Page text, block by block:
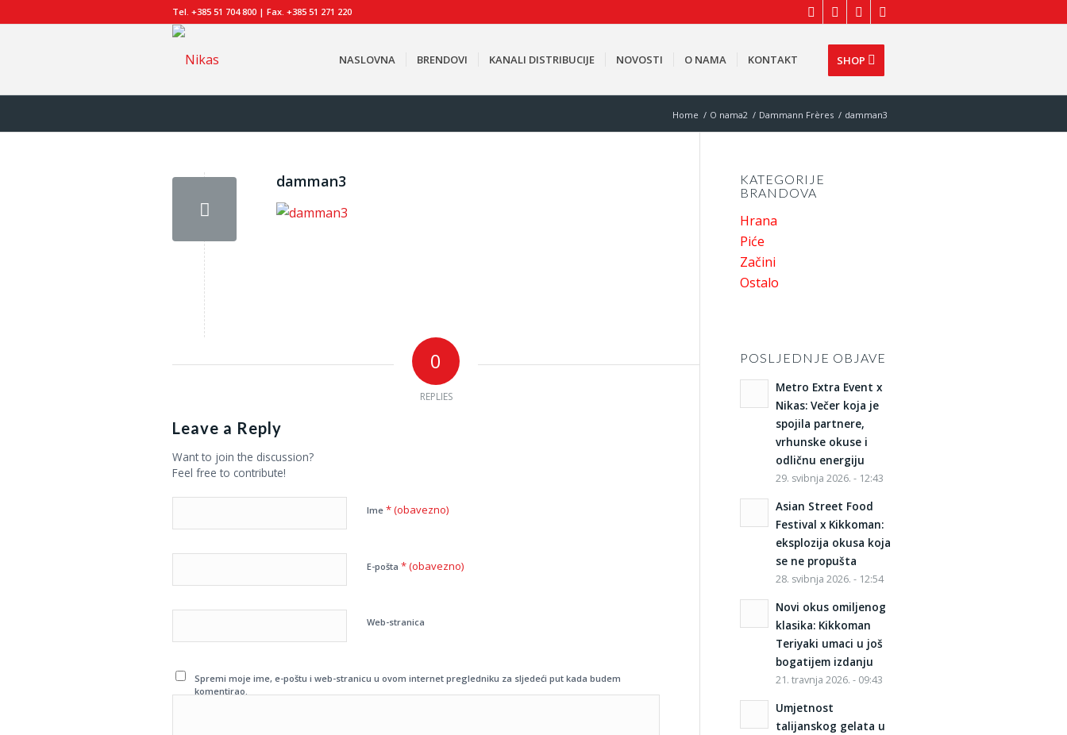
Tel. +385 51 704 800 | Fax. +385 51 271 220
NASLOVNA BRENDOVI KANALI DISTRIBUCIJE NOVOSTI O NAMA KONTAKT SHOP
Home / O nama2 / Dammann Frѐres / damman3
damman3
0
REPLIES
Leave a Reply
Want to join the discussion?
Feel free to contribute!
Ime * (obavezno)
E-pošta * (obavezno)
Web-stranica
Spremi moje ime, e-poštu i web-stranicu u ovom internet pregledniku za sljedeći put kada budem
komentirao.
KATEGORIJE
BRANDOVA
Hrana
Piće
Začini
Ostalo
POSLJEDNJE OBJAVE
Metro Extra Event x
Nikas: Večer koja je
spojila partnere,
vrhunske okuse i
odličnu energiju
29. svibnja 2026. - 12:43
Asian Street Food
Festival x Kikkoman:
eksplozija okusa koja
se ne propušta
28. svibnja 2026. - 12:54
Novi okus omiljenog
klasika: Kikkoman
Teriyaki umaci u još
bogatijem izdanju
21. travnja 2026. - 09:43
Umjetnost
talijanskog gelata u